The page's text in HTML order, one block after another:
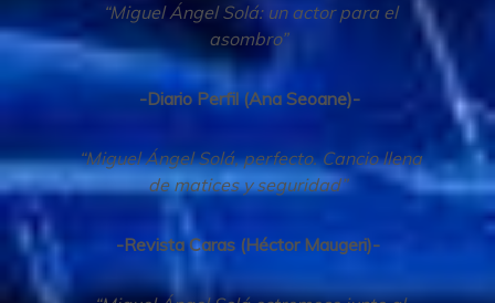
“Miguel Ángel Solá: un actor para el
asombro”
-Diario Perfil (Ana Seoane)-
“Miguel Ángel Solá, perfecto. Cancio llena
de matices y seguridad”
-Revista Caras (Héctor Maugeri)-